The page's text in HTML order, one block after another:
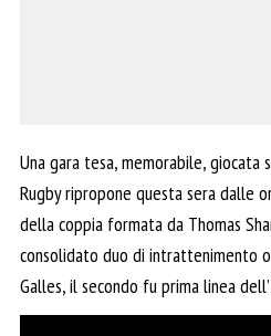
Una gara tesa, memorabile, giocata
Rugby ripropone questa sera dalle
della coppia formata da Thomas
consolidato duo di intrattenimento
Galles, il secondo fu prima linea